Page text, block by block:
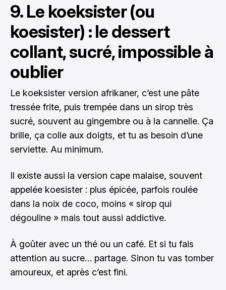
9. Le koeksister (ou
koesister) : le dessert
collant, sucré, impossible à
oublier
Le koeksister version afrikaner, c’est une pâte
tressée frite, puis trempée dans un sirop très
sucré, souvent au gingembre ou à la cannelle. Ça
brille, ça colle aux doigts, et tu as besoin d’une
serviette. Au minimum.
Il existe aussi la version cape malaise, souvent
appelée koesister : plus épicée, parfois roulée
dans la noix de coco, moins « sirop qui
dégouline » mais tout aussi addictive.
À goûter avec un thé ou un café. Et si tu fais
attention au sucre… partage. Sinon tu vas tomber
amoureux, et après c’est fini.